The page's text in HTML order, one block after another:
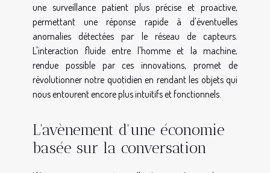
une surveillance patient plus précise et proactive,
permettant une réponse rapide à d'éventuelles
anomalies détectées par le réseau de capteurs.
L'interaction fluide entre l'homme et la machine,
rendue possible par ces innovations, promet de
révolutionner notre quotidien en rendant les objets qui
nous entourent encore plus intuitifs et fonctionnels.
L'avènement d'une économie
basée sur la conversation